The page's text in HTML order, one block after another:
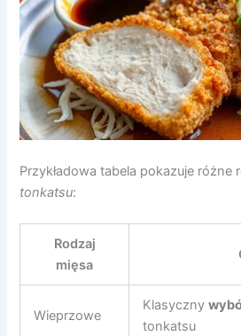
Przykładowa tabela pokazuje różne
tonkatsu:
Rodzaj
mięsa
Wieprzowe
Klasyczny
tonkatsu